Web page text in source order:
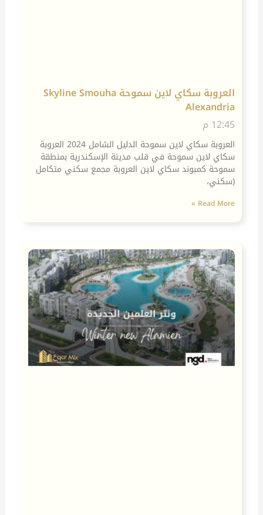
العروبة سكاي لاين سموحة Skyline Smouha
Alexandria
12:45 م
العروبة سكاي لاين سموحة الدليل الشامل 2024 العروبة
سكاي لاين سموحة في قلب مدينة الإسكندرية بمنطقة
سموحة كمبوند سكاي لاين العروبة مجمع سكني متكامل
(سكني،
Read More »